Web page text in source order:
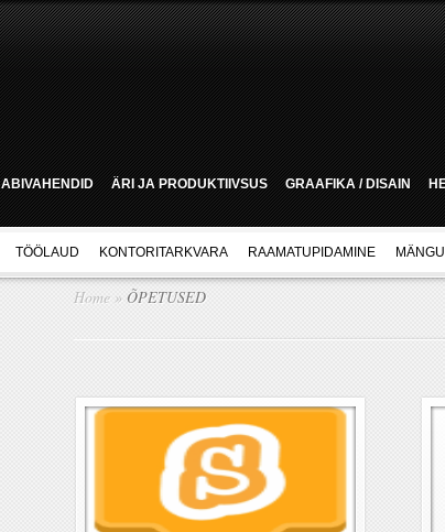
ABIVAHENDID ÄRI JA PRODUKTIIVSUS GRAAFIKA / DISAIN
TÖÖLAUD KONTORITARKVARA RAAMATUPIDAMINE
Home » ÕPETUSED